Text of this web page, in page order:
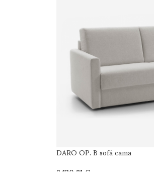
DARO OP. B sofá cama
€